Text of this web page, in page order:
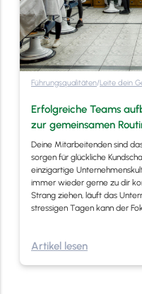
Führungsqualitäten/Leite dein
Erfolgreiche Teams
zur gemeinsamen
Deine Mitarbeitenden sind
sorgen für glückliche
einzigartige
immer wieder gerne zu dir
Strang ziehen, läuft das
stressigen Tagen kann der
Artikel lesen